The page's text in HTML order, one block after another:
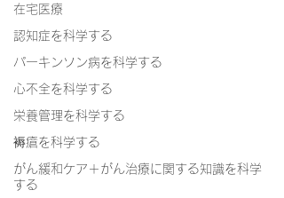
在宅医療
認知症を科学する
パーキンソン病を科学する
心不全を科学する
栄養管理を科学する
褥瘡を科学する
がん緩和ケア＋がん治療に関する知識を科学
する